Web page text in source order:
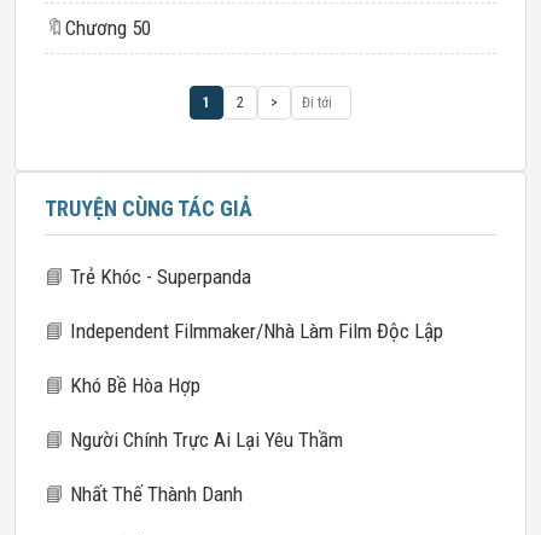
🔖 Chương 50
1 2 >
TRUYỆN CÙNG TÁC GIẢ
📘 Trẻ Khóc - Superpanda
📘 Independent Filmmaker/Nhà Làm Film Độc Lập
📘 Khó Bề Hòa Hợp
📘 Người Chính Trực Ai Lại Yêu Thầm
📘 Nhất Thế Thành Danh